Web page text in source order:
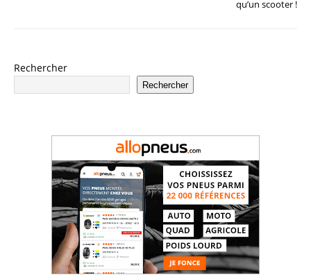
qu’un scooter !
Rechercher
Rechercher